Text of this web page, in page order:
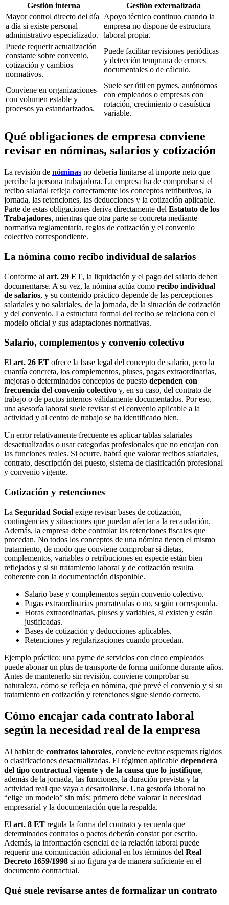
Gestión interna
Gestión externalizada
Mayor control directo del día
a día si existe personal
administrativo especializado.
Apoyo técnico continuo cuando la
empresa no dispone de estructura
laboral propia.
Puede requerir actualización
constante sobre convenio,
cotización y cambios
normativos.
Puede facilitar revisiones periódicas
y detección temprana de errores
documentales o de cálculo.
Conviene en organizaciones
con volumen estable y
procesos ya estandarizados.
Suele ser útil en pymes, autónomos
con empleados o empresas con
rotación, crecimiento o casuística
variable.
Qué obligaciones de empresa conviene
revisar en nóminas, salarios y cotización
La revisión de nóminas no debería limitarse al importe neto que
percibe la persona trabajadora. La empresa ha de comprobar si el
recibo salarial refleja correctamente los conceptos retributivos, la
jornada, las retenciones, las deducciones y la cotización aplicable.
Parte de estas obligaciones deriva directamente del Estatuto de los
Trabajadores, mientras que otra parte se concreta mediante
normativa reglamentaria, reglas de cotización y el convenio
colectivo correspondiente.
La nómina como recibo individual de salarios
Conforme al art. 29 ET, la liquidación y el pago del salario deben
documentarse. A su vez, la nómina actúa como recibo individual
de salarios, y su contenido práctico depende de las percepciones
salariales y no salariales, de la jornada, de la situación de cotización
y del convenio. La estructura formal del recibo se relaciona con el
modelo oficial y sus adaptaciones normativas.
Salario, complementos y convenio colectivo
El art. 26 ET ofrece la base legal del concepto de salario, pero la
cuantía concreta, los complementos, pluses, pagas extraordinarias,
mejoras o determinados conceptos de puesto dependen con
frecuencia del convenio colectivo y, en su caso, del contrato de
trabajo o de pactos internos válidamente documentados. Por eso,
una asesoría laboral suele revisar si el convenio aplicable a la
actividad y al centro de trabajo se ha identificado bien.
Un error relativamente frecuente es aplicar tablas salariales
desactualizadas o usar categorías profesionales que no encajan con
las funciones reales. Si ocurre, habrá que valorar recibos salariales,
contrato, descripción del puesto, sistema de clasificación profesional
y convenio vigente.
Cotización y retenciones
La Seguridad Social exige revisar bases de cotización,
contingencias y situaciones que puedan afectar a la recaudación.
Además, la empresa debe controlar las retenciones fiscales que
procedan. No todos los conceptos de una nómina tienen el mismo
tratamiento, de modo que conviene comprobar si dietas,
complementos, variables o retribuciones en especie están bien
reflejados y si su tratamiento laboral y de cotización resulta
coherente con la documentación disponible.
Salario base y complementos según convenio colectivo.
Pagas extraordinarias prorrateadas o no, según corresponda.
Horas extraordinarias, pluses y variables, si existen y están
justificadas.
Bases de cotización y deducciones aplicables.
Retenciones y regularizaciones cuando procedan.
Ejemplo práctico: una pyme de servicios con cinco empleados
puede abonar un plus de transporte de forma uniforme durante años.
Antes de mantenerlo sin revisión, conviene comprobar su
naturaleza, cómo se refleja en nómina, qué prevé el convenio y si su
tratamiento en cotización y retenciones sigue siendo correcto.
Cómo encajar cada contrato laboral
según la necesidad real de la empresa
Al hablar de contratos laborales, conviene evitar esquemas rígidos
o clasificaciones desactualizadas. El régimen aplicable dependerá
del tipo contractual vigente y de la causa que lo justifique,
además de la jornada, las funciones, la duración prevista y la
actividad real que vaya a desarrollarse. Una gestoría laboral no
“elige un modelo” sin más: primero debe valorar la necesidad
empresarial y la documentación que la respalda.
El art. 8 ET regula la forma del contrato y recuerda que
determinados contratos o pactos deberán constar por escrito.
Además, la información esencial de la relación laboral puede
requerir una comunicación adicional en los términos del Real
Decreto 1659/1998 si no figura ya de manera suficiente en el
documento contractual.
Qué suele revisarse antes de formalizar un contrato